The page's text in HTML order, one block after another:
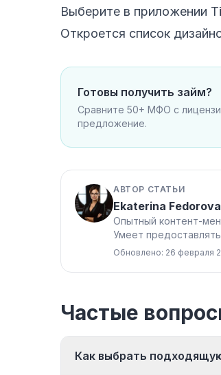
Выберите в приложении
Откроется список
Готовы получить займ?
Сравните 50+ МФО с
предложение.
АВТОР СТАТЬИ
Ekaterina Fedorova
Опытный контент-
Умеет
Обновлено: 26 февраля
Частые
Как выбрать